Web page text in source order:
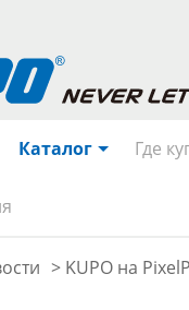
Каталог Где
> KUPO на